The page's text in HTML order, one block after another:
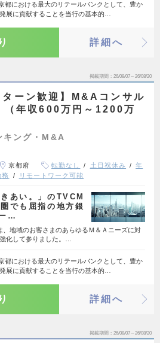
都における最大のリテールバンクとして、豊か
展に貢献することを当行の基本的…
詳細へ
掲載期間 26/08/07～26/08/20
ターン歓迎】M&Aコンサル
（年収600万円～1200万
キング・M&A
京都府 転勤なし 土日祝休み
年
務 リモートワーク可能
あい。」のTVCM
でも屈指の地方銀
…
、地域のお客さまのあらゆるＭ＆Ａニーズに対
化して参りました。…
都における最大のリテールバンクとして、豊か
展に貢献することを当行の基本的…
詳細へ
掲載期間 26/08/07～26/08/20